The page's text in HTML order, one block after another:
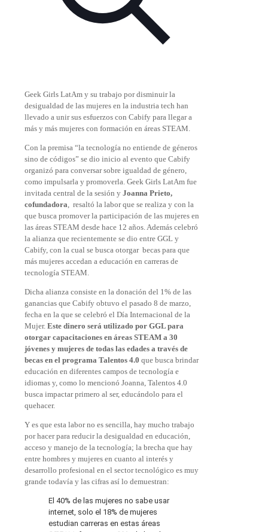
Geek Girls LatAm y su trabajo por disminuir la
desigualdad de las mujeres en la industria tech han
llevado a unir sus esfuerzos con Cabify para llegar a
más y más mujeres con formación en áreas STEAM.
Con la premisa “la tecnología no entiende de géneros
sino de códigos” se dio inicio al evento que Cabify
organizó para conversar sobre igualdad de género,
como impulsarla y promoverla. Geek Girls LatAm fue
invitada central de la sesión y Joanna Prieto,
cofundadora, resaltó la labor que se realiza y con la
que busca promover la participación de las mujeres en
las áreas STEAM desde hace 12 años. Además celebró
la alianza que recientemente se dio entre GGL y
Cabify, con la cual se busca otorgar becas para que
más mujeres accedan a educación en carreras de
tecnología STEAM.
Dicha alianza consiste en la donación del 1% de las
ganancias que Cabify obtuvo el pasado 8 de marzo,
fecha en la que se celebró el Día Internacional de la
Mujer. Este dinero será utilizado por GGL para
otorgar capacitaciones en áreas STEAM a 30
jóvenes y mujeres de todas las edades a través de
becas en el programa Talentos 4.0 que busca brindar
educación en diferentes campos de tecnología e
idiomas y, como lo mencionó Joanna, Talentos 4.0
busca impactar primero al ser, educándolo para el
quehacer.
Y es que esta labor no es sencilla, hay mucho trabajo
por hacer para reducir la desigualdad en educación,
acceso y manejo de la tecnología; la brecha que hay
entre hombres y mujeres en cuanto al interés y
desarrollo profesional en el sector tecnológico es muy
grande todavía y las cifras así lo demuestran:
El 40% de las mujeres no sabe usar
internet, solo el 18% de mujeres
estudian carreras en estas áreas